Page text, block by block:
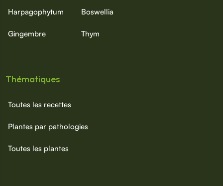
Harpagophytum Boswellia
Gingembre Thym
Thématiques
Toutes les recettes
Plantes par pathologies
Toutes les plantes